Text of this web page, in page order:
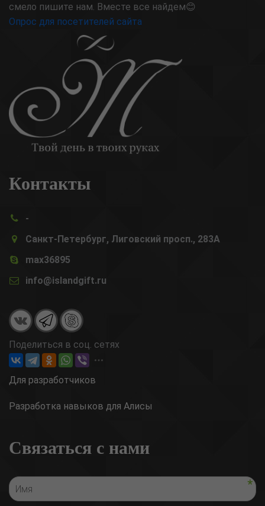
смело пишите нам. Вместе все найдем😊
Опрос для посетителей сайта
Контакты
-
Санкт-Петербург, Лиговский просп., 283А
max36895
info@islandgift.ru
Поделиться в соц. сетях
Для разработчиков
Разработка навыков для Алисы
Связаться с нами